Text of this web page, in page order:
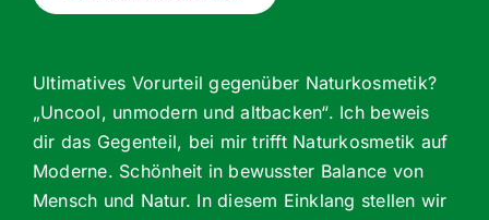
Ultimatives Vorurteil gegenüber Naturkosmetik?
„Uncool, unmodern und altbacken“. Ich beweis
dir das Gegenteil, bei mir trifft Naturkosmetik auf
Moderne. Schönheit in bewusster Balance von
Mensch und Natur. In diesem Einklang stellen wir